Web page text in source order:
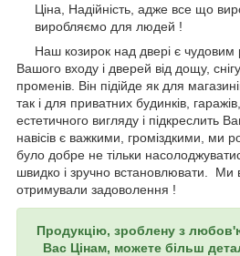
Ціна, Надійність, адже все що
виробляємо для людей !
Наш козирок над двері є чудовим
Вашого входу і дверей від дощу,
променів. Він підійде як для
так і для приватних будинків,
естетичного вигляду і підкреслить
навісів є важкими, громіздкими, ми
було добре не тільки
швидко і зручно встановлювати.
отримували задоволення !
Продукцію, зроблену з
Вас Цінам, можете більш